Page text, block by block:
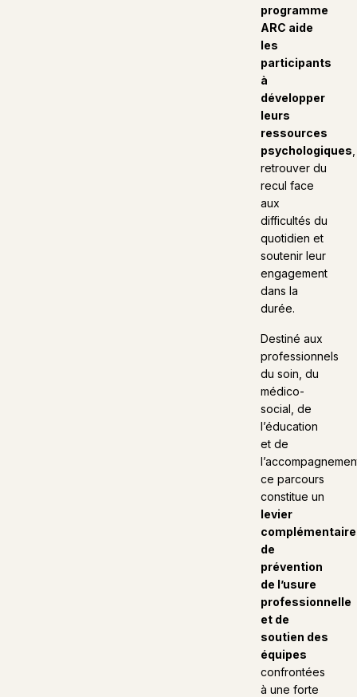
programme
ARC aide
les
participants
à
développer
leurs
ressources
psychologiques
retrouver du
recul face
aux
difficultés du
quotidien et
soutenir leur
engagement
dans la
durée.
Destiné aux
professionnels
du soin, du
médico-
social, de
l’éducation
et de
ce parcours
constitue un
levier
complémentaire
de
prévention
de l’usure
professionnelle
et de
soutien des
équipes
confrontées
à une forte